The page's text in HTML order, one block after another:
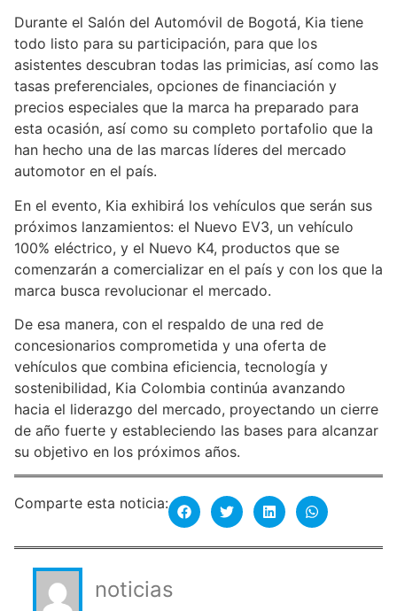
Durante el Salón del Automóvil de Bogotá, Kia tiene
todo listo para su participación, para que los
asistentes descubran todas las primicias, así como las
tasas preferenciales, opciones de financiación y
precios especiales que la marca ha preparado para
esta ocasión, así como su completo portafolio que la
han hecho una de las marcas líderes del mercado
automotor en el país.
En el evento, Kia exhibirá los vehículos que serán sus
próximos lanzamientos: el Nuevo EV3, un vehículo
100% eléctrico, y el Nuevo K4, productos que se
comenzarán a comercializar en el país y con los que la
marca busca revolucionar el mercado.
De esa manera, con el respaldo de una red de
concesionarios comprometida y una oferta de
vehículos que combina eficiencia, tecnología y
sostenibilidad, Kia Colombia continúa avanzando
hacia el liderazgo del mercado, proyectando un cierre
de año fuerte y estableciendo las bases para alcanzar
su objetivo en los próximos años.
Comparte esta noticia:
noticias